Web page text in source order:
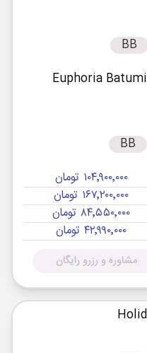
BB
| Euphoria Batumi
BB
۱۰۴٬۹۰۰٬۰۰۰ تومان
۱۶۷٬۲۰۰٬۰۰۰ تومان
۸۴٬۵۵۰٬۰۰۰ تومان
۴۲٬۹۹۰٬۰۰۰ تومان
مشاوره و رزرو رایگان